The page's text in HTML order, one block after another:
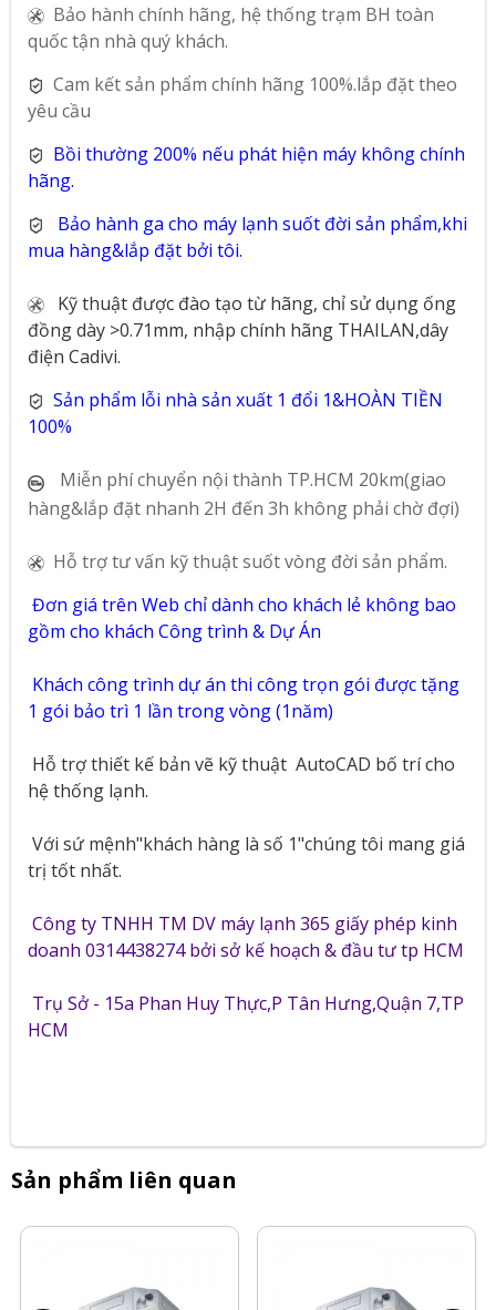
Bảo hành chính hãng, hệ thống trạm BH toàn
quốc tận nhà quý khách.
Cam kết sản phẩm chính hãng 100%.lắp đặt theo
yêu cầu
Bồi thường 200% nếu phát hiện máy không chính
hãng.
Bảo hành ga cho máy lạnh suốt đời sản phẩm,khi
mua hàng&lắp đặt bởi tôi.
Kỹ thuật được đào tạo từ hãng, chỉ sử dụng ống
đồng dày >0.71mm, nhập chính hãng THAILAN,dây
điện Cadivi.
Sản phẩm lỗi nhà sản xuất 1 đổi 1&HOÀN TIỀN
100%
Miễn phí chuyển nội thành TP.HCM 20km(giao
hàng&lắp đặt nhanh 2H đến 3h không phải chờ đợi)
Hỗ trợ tư vấn kỹ thuật suốt vòng đời sản phẩm.
Đơn giá trên Web chỉ dành cho khách lẻ không bao
gồm cho khách Công trình & Dự Án
Khách công trình dự án thi công trọn gói được tặng
1 gói bảo trì 1 lần trong vòng (1năm)
Hỗ trợ thiết kế bản vẽ kỹ thuật AutoCAD bố trí cho
hệ thống lạnh.
Với sứ mệnh"khách hàng là số 1"chúng tôi mang giá
trị tốt nhất.
Công ty TNHH TM DV máy lạnh 365 giấy phép kinh
doanh 0314438274 bởi sở kế hoạch & đầu tư tp HCM
Trụ Sở - 15a Phan Huy Thực,P Tân Hưng,Quận 7,TP
HCM
Sản phẩm liên quan